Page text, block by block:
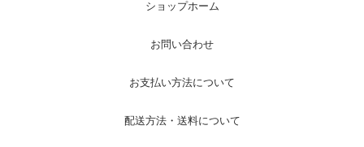
ショップホーム
お問い合わせ
お支払い方法について
配送方法・送料について